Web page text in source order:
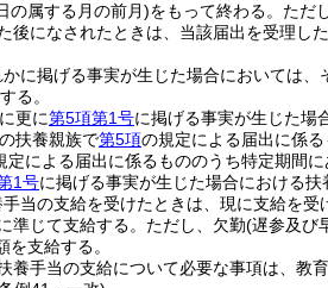
の属する月の前月)をもって終わる。 ただ
後になされたときは、当該届出を受理し
に掲げる事実が生じた場合においては、
る。
更に第5項第1号に掲げる事実が生じた場
扶養親族で第5項の規定による届出に係
定による届出に係るもののうち特定期間
1号に掲げる事実が生じた場合における扶
当の支給を受けたときは、現に支給を
準じて支給する。 ただし、欠勤(遅参及び
支給する。
養手当の支給について必要な事項は、教